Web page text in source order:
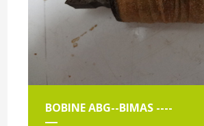
BOBINE ABG--BIMAS ----